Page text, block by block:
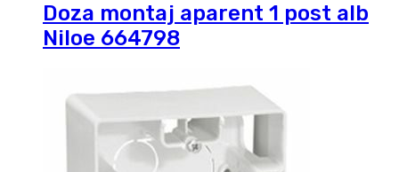
Doza montaj aparent 1 post alb
Niloe 664798